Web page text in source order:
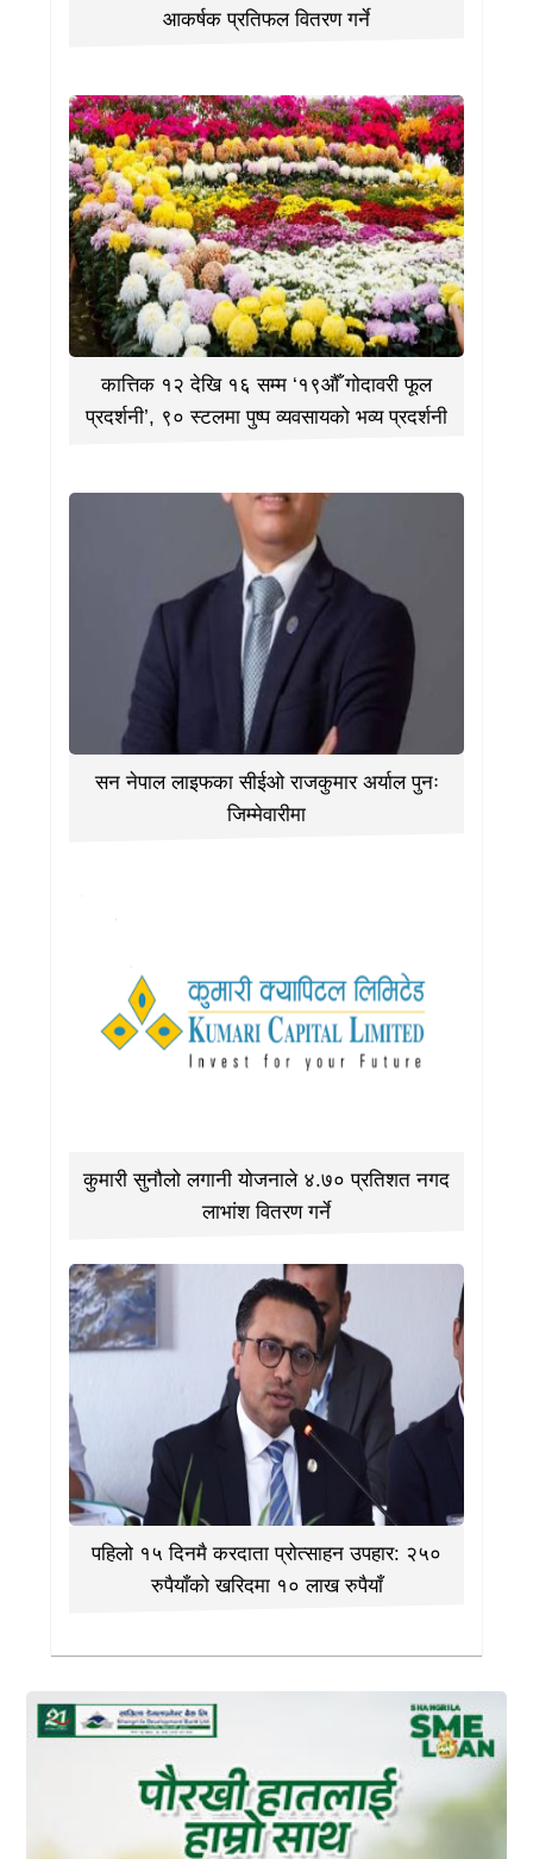
आकर्षक प्रतिफल वितरण गर्ने
कात्तिक १२ देखि १६ सम्म ‘१९औँ गोदावरी फूल
प्रदर्शनी’, ९० स्टलमा पुष्प व्यवसायको भव्य प्रदर्शनी
सन नेपाल लाइफका सीईओ राजकुमार अर्याल पुनः
जिम्मेवारीमा
कुमारी सुनौलो लगानी योजनाले ४.७० प्रतिशत नगद
लाभांश वितरण गर्ने
पहिलो १५ दिनमै करदाता प्रोत्साहन उपहार: २५०
रुपैयाँको खरिदमा १० लाख रुपैयाँ